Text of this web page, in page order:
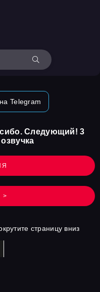
Telegram
Следующий! 3
>
страницу вниз